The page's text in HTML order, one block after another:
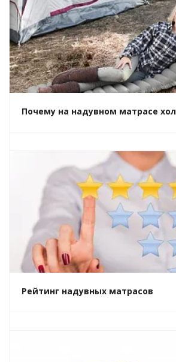
Почему на надувном матрасе
Рейтинг надувных матрасов